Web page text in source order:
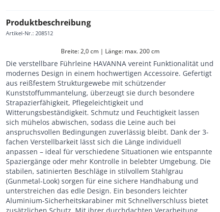
Produktbeschreibung
Artikel-Nr.: 208512
Breite: 2,0 cm | Länge: max. 200 cm
Die verstellbare Führleine HAVANNA vereint Funktionalität und
modernes Design in einem hochwertigen Accessoire. Gefertigt
aus reißfestem Strukturgewebe mit schützender
Kunststoffummantelung, überzeugt sie durch besondere
Strapazierfähigkeit, Pflegeleichtigkeit und
Witterungsbeständigkeit. Schmutz und Feuchtigkeit lassen
sich mühelos abwischen, sodass die Leine auch bei
anspruchsvollen Bedingungen zuverlässig bleibt. Dank der 3-
fachen Verstellbarkeit lässt sich die Länge individuell
anpassen – ideal für verschiedene Situationen wie entspannte
Spaziergänge oder mehr Kontrolle in belebter Umgebung. Die
stabilen, satinierten Beschläge in stilvollem Stahlgrau
(Gunmetal-Look) sorgen für eine sichere Handhabung und
unterstreichen das edle Design. Ein besonders leichter
Aluminium-Sicherheitskarabiner mit Schnellverschluss bietet